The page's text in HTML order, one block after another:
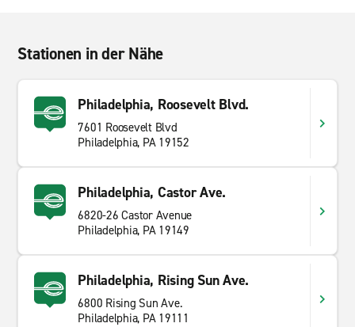
Stationen in der Nähe
Philadelphia, Roosevelt Blvd.
7601 Roosevelt Blvd
Philadelphia, PA 19152
Philadelphia, Castor Ave.
6820-26 Castor Avenue
Philadelphia, PA 19149
Philadelphia, Rising Sun Ave.
6800 Rising Sun Ave.
Philadelphia, PA 19111